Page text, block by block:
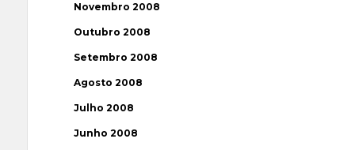
Novembro 2008
Outubro 2008
Setembro 2008
Agosto 2008
Julho 2008
Junho 2008